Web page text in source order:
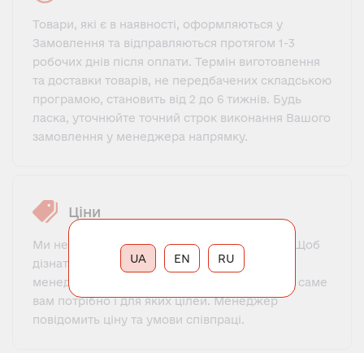
Товари, які є в наявності, оформляються у
Замовлення та відправляються протягом 1-3
робочих днів після оплати. Термін виготовлення
та доставки товарів, не передбачених складською
програмою, становить від 2 до 6 тижнів. Будь
ласка, уточнюйте точний строк виконання Вашого
замовлення у менеджера напрямку.
Ціни
Ми не пропонуємо фіксований прайс-лист. Щоб
дізнатися ціну, потрібно зв'язатися з нашим
менеджером, познайомитися, пояснити, що саме
вам потрібно і для яких цілей. Менеджер
повідомить ціну та умови співпраці.
RU
UA EN